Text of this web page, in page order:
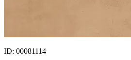
ID: 00081114